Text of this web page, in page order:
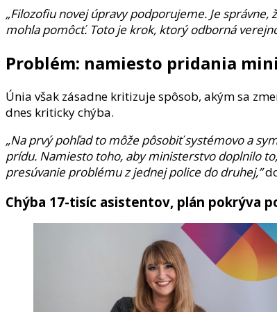
„Filozofiu novej úpravy podporujeme. Je
mohla pomôcť. Toto je krok, ktorý odborná
Problém: namiesto pridania
Únia však zásadne kritizuje spôsob, akým sa
dnes kriticky chýba.
„Na prvý pohľad to môže pôsobiť systémovo a
prídu. Namiesto toho, aby ministerstvo doplnilo
presúvanie problému z jednej police do druhej,”
Chýba 17-tisíc asistentov, plán pokrýva